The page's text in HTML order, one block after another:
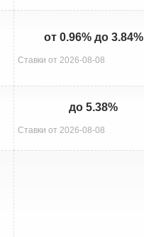
от 0.96% до 3.84%
Ставки от 2026-08-08
до 5.38%
Ставки от 2026-08-08